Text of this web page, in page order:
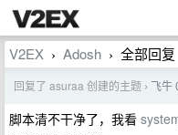
V2EX › Adosh › 全部回复
回复了 asuraa 创建的主题 › 飞牛
脚本清不干净了，我看